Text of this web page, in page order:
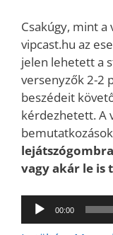
Csakúgy, mint
vipcast.hu az
jelen lehetett a
versenyzők 2-2
beszédeit
kérdezhetett. A
vagy akár le is
Audió
lejátszó
00:00